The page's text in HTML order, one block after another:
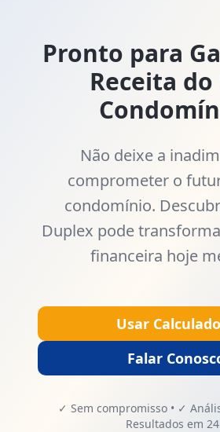
Pronto para
Receita do
Não deixe a
comprometer o
condomínio.
Duplex pode
financeira hoje
Usar
Falar
✓ Sem compromisso • ✓
Resultados em